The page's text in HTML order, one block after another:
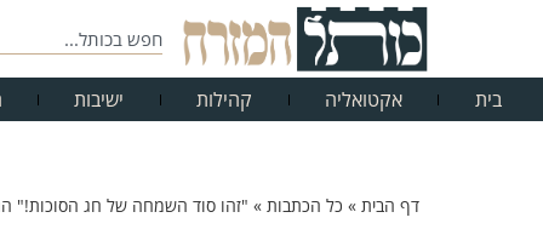
בית אקטואליה קהילות ישיבות
דף הבית » כל הכתבות » "זהו סוד השמחה של חג הסוכות!"